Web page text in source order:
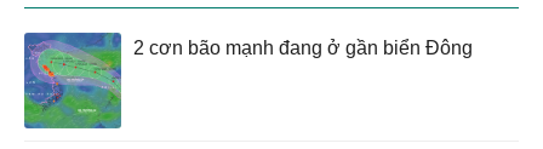
2 cơn bão mạnh đang ở gần biển Đông